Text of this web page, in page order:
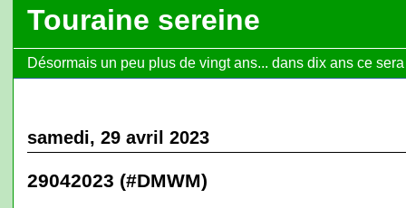
Touraine sereine
Désormais un peu plus de vingt ans... dans dix ans ce
samedi, 29 avril 2023
29042023 (#DMWM)